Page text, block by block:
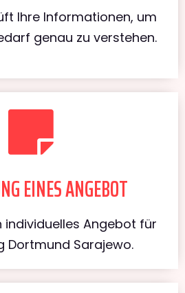
Ihre Informationen, um
genau zu verstehen.
EINES ANGEBOT
individuelles Angebot für
Dortmund Sarajewo.